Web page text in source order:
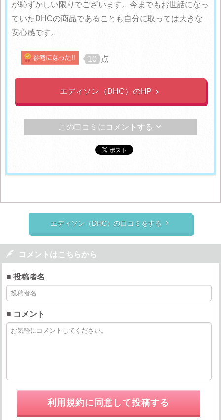
が恥ずかしい限りでございます。今までもお世話になっ
ていたDHCの商品であることも自分に取っては大きな
安心感です。
10 点
エディソン（DHC）のHP 
この口コミにコメントする 
エディソン（DHC）の口コミをする 
 コメントはこちらから
■ 投稿者名
■ コメント
利用規約に同意して投稿する